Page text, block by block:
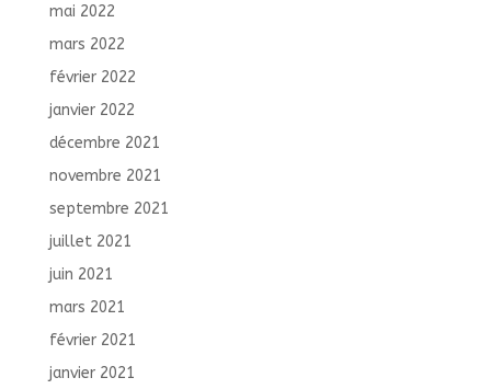
mai 2022
mars 2022
février 2022
janvier 2022
décembre 2021
novembre 2021
septembre 2021
juillet 2021
juin 2021
mars 2021
février 2021
janvier 2021